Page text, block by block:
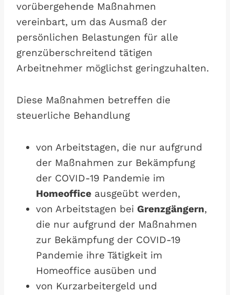
vorübergehende Maßnahmen
vereinbart, um das Ausmaß der
persönlichen Belastungen für alle
grenzüberschreitend tätigen
Arbeitnehmer möglichst geringzuhalten.
Diese Maßnahmen betreffen die
steuerliche Behandlung
von Arbeitstagen, die nur aufgrund
der Maßnahmen zur Bekämpfung
der COVID-19 Pandemie im
Homeoffice ausgeübt werden,
von Arbeitstagen bei Grenzgängern,
die nur aufgrund der Maßnahmen
zur Bekämpfung der COVID-19
Pandemie ihre Tätigkeit im
Homeoffice ausüben und
von Kurzarbeitergeld und